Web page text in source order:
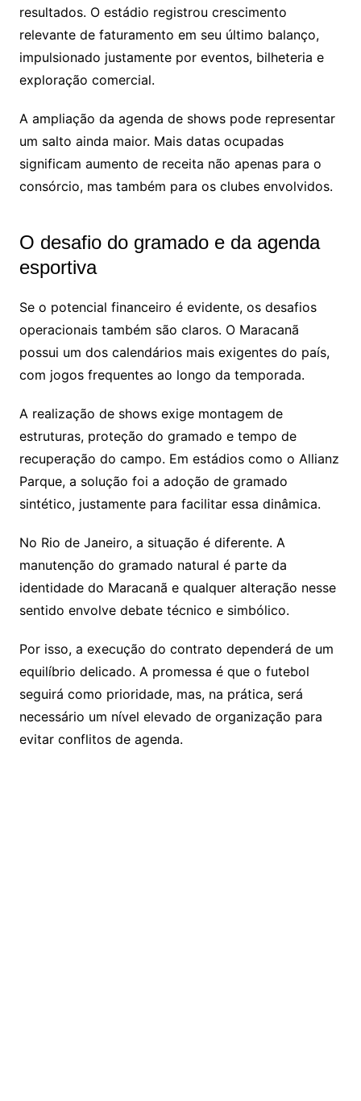
resultados. O estádio registrou crescimento
relevante de faturamento em seu último balanço,
impulsionado justamente por eventos, bilheteria e
exploração comercial.
A ampliação da agenda de shows pode representar
um salto ainda maior. Mais datas ocupadas
significam aumento de receita não apenas para o
consórcio, mas também para os clubes envolvidos.
O desafio do gramado e da agenda
esportiva
Se o potencial financeiro é evidente, os desafios
operacionais também são claros. O Maracanã
possui um dos calendários mais exigentes do país,
com jogos frequentes ao longo da temporada.
A realização de shows exige montagem de
estruturas, proteção do gramado e tempo de
recuperação do campo. Em estádios como o Allianz
Parque, a solução foi a adoção de gramado
sintético, justamente para facilitar essa dinâmica.
No Rio de Janeiro, a situação é diferente. A
manutenção do gramado natural é parte da
identidade do Maracanã e qualquer alteração nesse
sentido envolve debate técnico e simbólico.
Por isso, a execução do contrato dependerá de um
equilíbrio delicado. A promessa é que o futebol
seguirá como prioridade, mas, na prática, será
necessário um nível elevado de organização para
evitar conflitos de agenda.